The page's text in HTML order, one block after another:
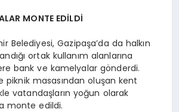
MONTE EDİLDİ
Belediyesi, Gazipaşa’da da halkın
ortak kullanım alanlarına
bank ve kamelyalar gönderdi.
piknik masasından oluşan kent
vatandaşların yoğun olarak
monte edildi.